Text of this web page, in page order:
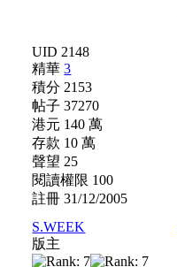
UID 2148
精華3
積分 2153
帖子 37270
港元 140 萬
存款 10 萬
聲望 25
閱讀權限 100
註冊 31/12/2005
S.WEEK
版主